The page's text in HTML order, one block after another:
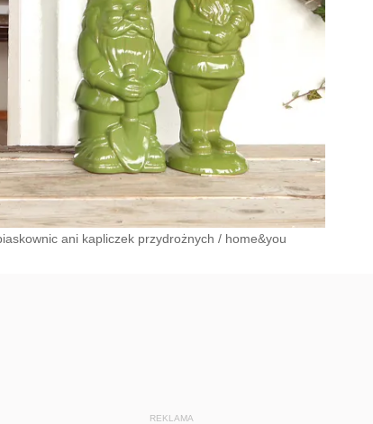
ani kapliczek przydrożnych / home&you